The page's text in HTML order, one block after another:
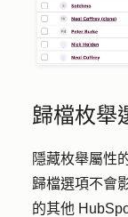
歸檔枚舉
隱藏枚舉屬性
歸檔選項不會
的其他